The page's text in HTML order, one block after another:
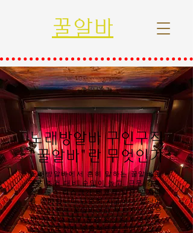
꿀알바
노래방알바 구인구직
"꿀알바"란 무엇인가
노래방알바에서 흔히 말하는 꿀알바란
근무 조건 대비 수입이 높고, 근무 강도·
스트레스·리스크가 비교적 낮은 일자리
를 의미합니다.단순히 시급이나 일당이
높다고 해서 꿀알바라고 부르지는 않으
며, 안전성·근무 환경·정산의 투명성·출
근 자유도까지 종합적으로 고려해 판단